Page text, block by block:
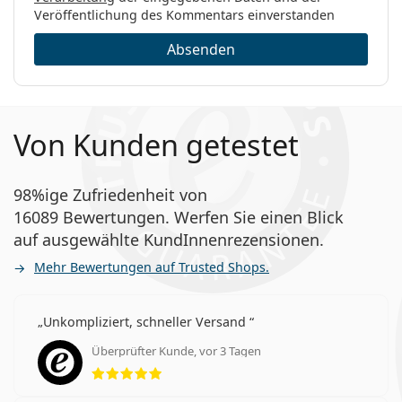
Veröffentlichung des Kommentars einverstanden
Absenden
Von Kunden getestet
98%ige Zufriedenheit von
16089 Bewertungen. Werfen Sie einen Blick
auf ausgewählte KundInnenrezensionen.
Mehr Bewertungen auf Trusted Shops.
Unkompliziert, schneller Versand
Überprüfter Kunde, vor 3 Tagen
Bewertung 5 aus 5